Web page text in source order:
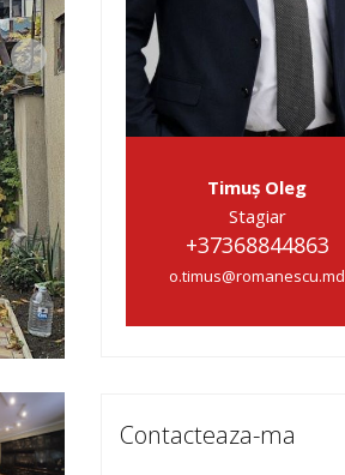
Timuș Oleg
Stagiar
+37368844863
o.timus@romanescu.md
Contacteaza-ma